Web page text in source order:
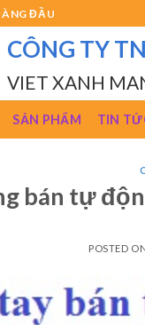
ĐẦU
CÔNG TY
VIET XANH
SẢN PHẨM TIN
bán tự
POSTED